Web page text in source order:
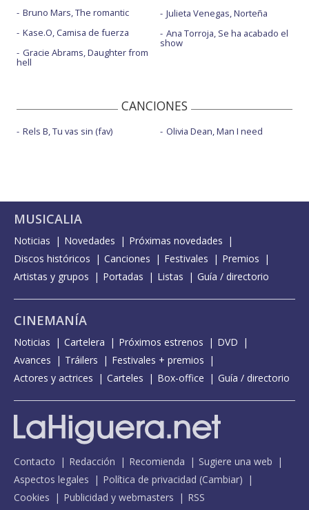
Bruno Mars, The romantic
Kase.O, Camisa de fuerza
Gracie Abrams, Daughter from
hell
Julieta Venegas, Norteña
Ana Torroja, Se ha acabado el
show
CANCIONES
Rels B, Tu vas sin (fav) Olivia Dean, Man I need
MUSICALIA
Noticias Novedades
Próximas novedades
Discos históricos
Canciones Festivales
Premios
Artistas y grupos
Portadas Listas Guía / directorio
CINEMANÍA
Noticias Cartelera Próximos estrenos
DVD
Avances
Tráilers
Festivales + premios
Actores y actrices
Carteles Box-office Guía / directorio
Contacto Redacción Recomienda
Sugiere una web
Aspectos legales
Política de privacidad (Cambiar)
Cookies
Publicidad y webmasters RSS